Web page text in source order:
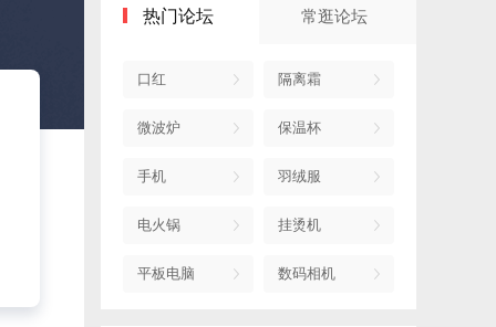
热门论坛 常逛论坛
口红 隔离霜
微波炉 保温杯
手机 羽绒服
电火锅 挂烫机
平板电脑 数码相机